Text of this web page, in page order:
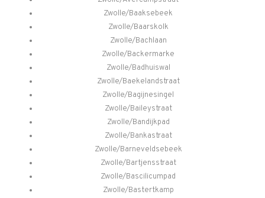
Zwolle/Baaksebeek
Zwolle/Baarskolk
Zwolle/Bachlaan
Zwolle/Backermarke
Zwolle/Badhuiswal
Zwolle/Baekelandstraat
Zwolle/Bagijnesingel
Zwolle/Baileystraat
Zwolle/Bandijkpad
Zwolle/Bankastraat
Zwolle/Barneveldsebeek
Zwolle/Bartjensstraat
Zwolle/Bascilicumpad
Zwolle/Bastertkamp